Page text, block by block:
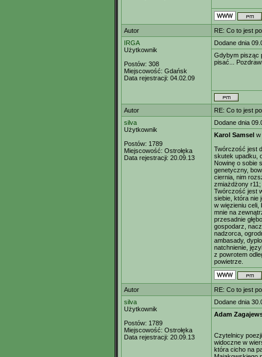
Autor
RE: Co to jest
IRGA
Użytkownik
Postów: 308
Miejscowość: Gdańsk
Data rejestracji: 04.02.09
Dodane dnia
Gdybym pisząc
pisać...
Autor
RE: Co to jest
silva
Użytkownik
Postów: 1789
Miejscowość: Ostrołęka
Data rejestracji: 20.09.13
Dodane dnia
Karol Samsel w
Twórczość jest
skutek upadku,
Nowinę o sobie
genetyczny,
ciernia, nim
zmiażdżony
Twórczość jest
siebie, która nie
w więzieniu
mnie na
przesadnie
gospodarz,
nadzorca,
ambasady,
natchnienie,
z powrotem
powietrze.
Autor
RE: Co to jest
silva
Użytkownik
Postów: 1789
Miejscowość: Ostrołęka
Data rejestracji: 20.09.13
Dodane dnia
Adam
Czytelnicy
widoczne w
która cicho na